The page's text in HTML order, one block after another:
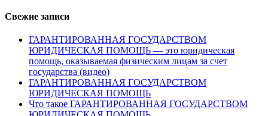
Свежие записи
ГАРАНТИРОВАННАЯ ГОСУДАРСТВОМ
ЮРИДИЧЕСКАЯ ПОМОЩЬ — это юридическая
помощь, оказываемая физическим лицам за счет
государства (видео)
ГАРАНТИРОВАННАЯ ГОСУДАРСТВОМ
ЮРИДИЧЕСКАЯ ПОМОЩЬ
Что такое ГАРАНТИРОВАННАЯ ГОСУДАРСТВОМ